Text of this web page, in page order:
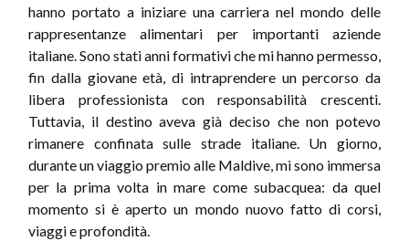
hanno portato a iniziare una carriera nel mondo delle
rappresentanze alimentari per importanti aziende
italiane. Sono stati anni formativi che mi hanno permesso,
fin dalla giovane età, di intraprendere un percorso da
libera professionista con responsabilità crescenti.
Tuttavia, il destino aveva già deciso che non potevo
rimanere confinata sulle strade italiane. Un giorno,
durante un viaggio premio alle Maldive, mi sono immersa
per la prima volta in mare come subacquea: da quel
momento si è aperto un mondo nuovo fatto di corsi,
viaggi e profondità.